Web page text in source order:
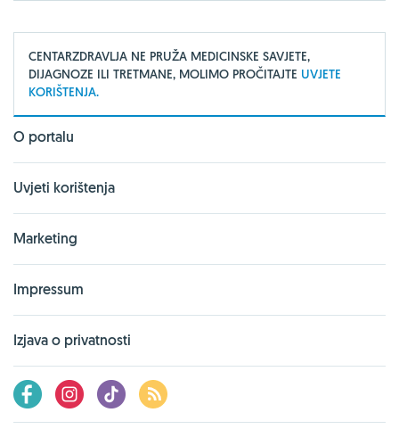
CENTARZDRAVLJA NE PRUŽA MEDICINSKE SAVJETE,
DIJAGNOZE ILI TRETMANE, MOLIMO PROČITAJTE UVJETE
KORIŠTENJA.
O portalu
Uvjeti korištenja
Marketing
Impressum
Izjava o privatnosti